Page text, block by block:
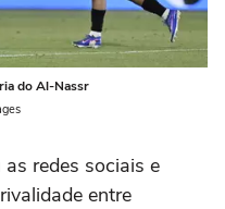
do Al-Nassr
redes sociais e
entre